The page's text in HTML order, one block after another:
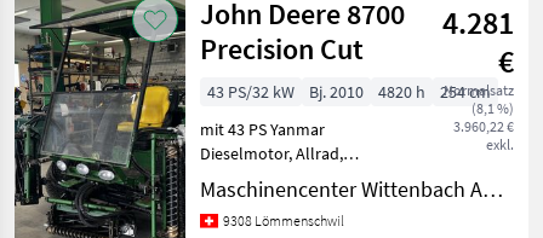
John Deere 8700
Precision Cut
4.281
€
Normalsatz
(8,1 %)
3.960,22 €
exkl.
43 PS/32 kW Bj. 2010 4820 h
254 cm
mit 43 PS Yanmar
Dieselmotor, Allrad,
Verdeck, 5 Schneideinheiten
mit 8-Messer
Schneidzylinder (60 %),
Maschinencenter Wittenbach AG (Kommunaltechnik)
9308 Lömmenschwil